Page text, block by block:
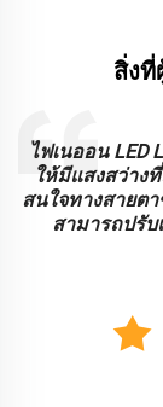
สิ่งที่
ไฟเนออน LED
ให้มีแสงสว่าง
สนใจทางสายต
สามารถปรั